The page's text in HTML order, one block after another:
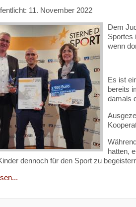
11. November 2022
Dem
Sportes
wenn
Es ist
bereits
damals
hatten,
dennoch für den Sport zu